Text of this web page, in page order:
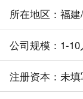
所在地区：福建
公司规模：1-10
注册资本：未填